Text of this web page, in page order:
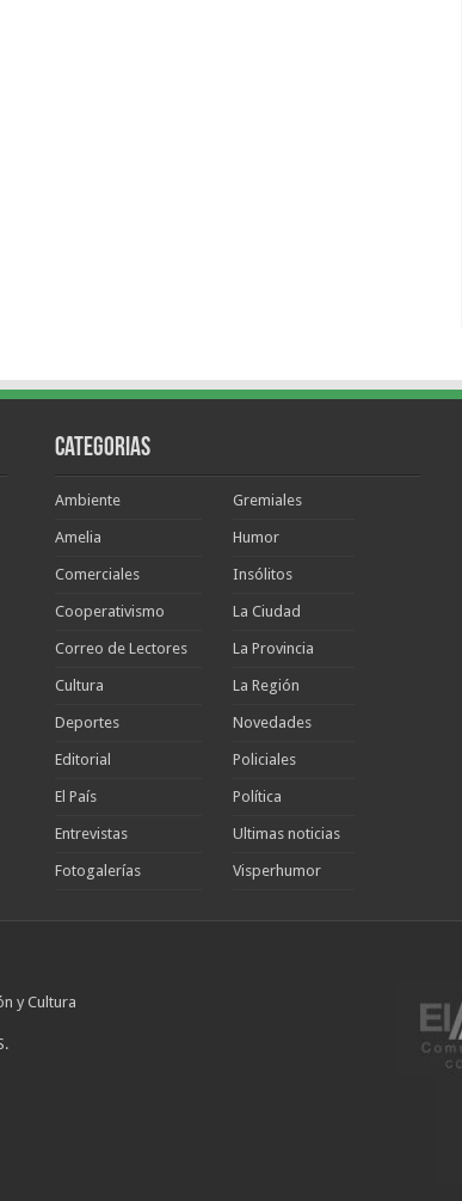
Categorias
Ambiente
Amelia
Comerciales
Cooperativismo
Correo de Lectores
Cultura
Deportes
Editorial
El País
Entrevistas
Fotogalerías
Gremiales
Humor
Insólitos
La Ciudad
La Provincia
La Región
Novedades
Policiales
Política
Ultimas noticias
Visperhumor
y Cultura